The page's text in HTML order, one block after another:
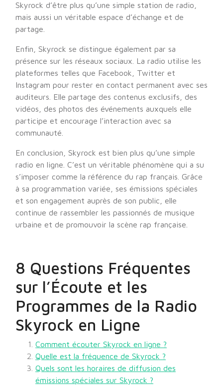
Skyrock d’être plus qu’une simple station de radio,
mais aussi un véritable espace d’échange et de
partage.
Enfin, Skyrock se distingue également par sa
présence sur les réseaux sociaux. La radio utilise les
plateformes telles que Facebook, Twitter et
Instagram pour rester en contact permanent avec ses
auditeurs. Elle partage des contenus exclusifs, des
vidéos, des photos des événements auxquels elle
participe et encourage l’interaction avec sa
communauté.
En conclusion, Skyrock est bien plus qu’une simple
radio en ligne. C’est un véritable phénomène qui a su
s’imposer comme la référence du rap français. Grâce
à sa programmation variée, ses émissions spéciales
et son engagement auprès de son public, elle
continue de rassembler les passionnés de musique
urbaine et de promouvoir la scène rap française.
8 Questions Fréquentes
sur l’Écoute et les
Programmes de la Radio
Skyrock en Ligne
Comment écouter Skyrock en ligne ?
Quelle est la fréquence de Skyrock ?
Quels sont les horaires de diffusion des
émissions spéciales sur Skyrock ?